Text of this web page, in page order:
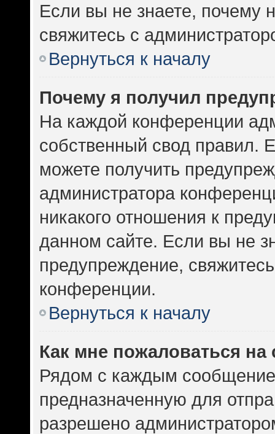
Если вы не знаете, почему
свяжитесь с
Вернуться к началу
Почему я получил
На каждой конференции
собственный свод правил.
можете получить
администратора
никакого отношения к
данном сайте. Если вы не
предупреждение,
конференции.
Вернуться к началу
Как мне пожаловаться
Рядом с каждым
предназначенную для
разрешено